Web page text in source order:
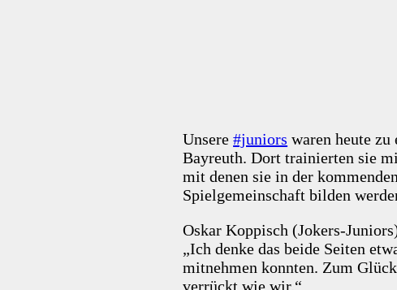
Unsere#juniors waren heute
Bayreuth. Dort trainierten sie
mit denen sie in der
Spielgemeinschaft bilden
Oskar Koppisch (Jokers-
„Ich denke das beide Seiten
mitnehmen konnten. Zum
verrückt wie wir.“